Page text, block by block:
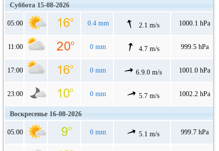
Суббота 15-08-2026
05:00 0.4 mm 2.1 m/s 1000.1 hPa
11:00 0 mm 4.7 m/s 999.5 hPa
17:00 0 mm 6.9.0 m/s 1001.0 hPa
23:00 0 mm 5.7 m/s 1002.2 hPa
Воскресенье 16-08-2026
05:00 0 mm 5.1 m/s 999.7 hPa